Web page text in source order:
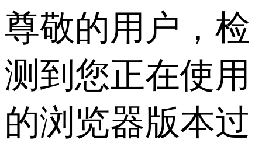
尊敬的用户，检
测到您正在使用
的浏览器版本过